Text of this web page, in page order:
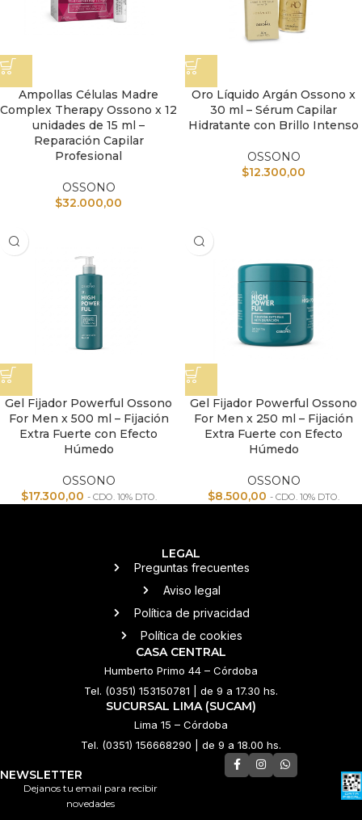
Ampollas Células Madre
Complex Therapy Ossono x 12
unidades de 15 ml –
Reparación Capilar
Profesional
OSSONO
$32.000,00
Oro Líquido Argán Ossono x
30 ml – Sérum Capilar
Hidratante con Brillo Intenso
OSSONO
$12.300,00
Gel Fijador Powerful Ossono
For Men x 500 ml – Fijación
Extra Fuerte con Efecto
Húmedo
OSSONO
$17.300,00 - CDO. 10% DTO.
Gel Fijador Powerful Ossono
For Men x 250 ml – Fijación
Extra Fuerte con Efecto
Húmedo
OSSONO
$8.500,00 - CDO. 10% DTO.
LEGAL
Preguntas frecuentes
Aviso legal
Política de privacidad
Política de cookies
CASA CENTRAL
Humberto Primo 44 – Córdoba
Tel. (0351) 153150781 | de 9 a 17.30 hs.
SUCURSAL LIMA (SUCAM)
Lima 15 – Córdoba
Tel. (0351) 156668290 | de 9 a 18.00 hs.
NEWSLETTER
Dejanos tu email para recibir
novedades